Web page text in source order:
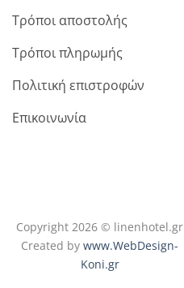
Τρόποι αποστολής
Τρόποι πληρωμής
Πολιτική επιστροφών
Επικοινωνία
Copyright 2026 © linenhotel.gr
Created bywww.WebDesign-
Koni.gr